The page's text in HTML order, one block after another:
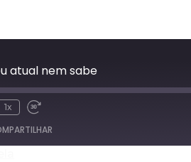
atual nem sabe
1x